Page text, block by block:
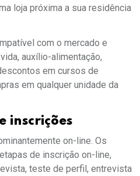
loja próxima a sua residência
com o mercado e
auxílio-alimentação,
em cursos de
em qualquer unidade da
inscrições
on-line. Os
de inscrição on-line,
teste de perfil, entrevista